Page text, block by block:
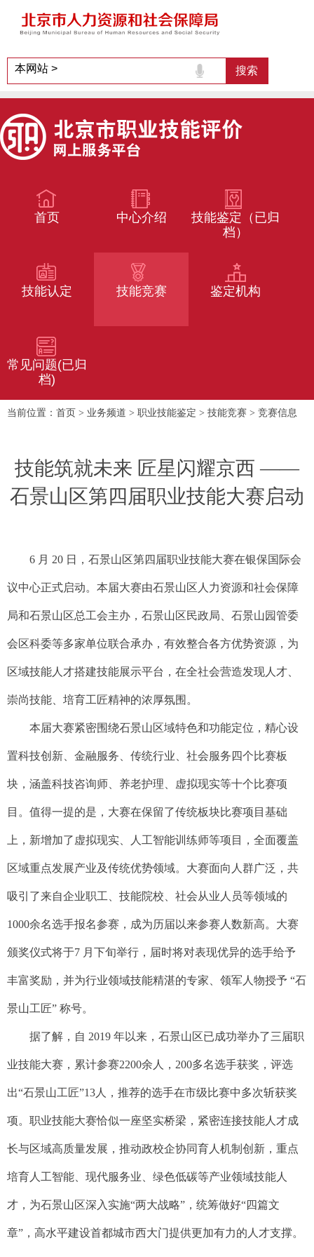
首页 中心介绍
技能鉴定（已归
档）
技能认定 技能竞赛 鉴定机构
常见问题(已归
档)
当前位置： 首页 > 业务频道 > 职业技能鉴定 > 技能竞赛 > 竞赛信息
技能筑就未来 匠星闪耀京西 ——
石景山区第四届职业技能大赛启动
6 月 20 日，石景山区第四届职业技能大赛在银保国际会
议中心正式启动。本届大赛由石景山区人力资源和社会保障
局和石景山区总工会主办，石景山区民政局、石景山园管委
会区科委等多家单位联合承办，有效整合各方优势资源，为
区域技能人才搭建技能展示平台，在全社会营造发现人才、
崇尚技能、培育工匠精神的浓厚氛围。
本届大赛紧密围绕石景山区域特色和功能定位，精心设
置科技创新、金融服务、传统行业、社会服务四个比赛板
块，涵盖科技咨询师、养老护理、虚拟现实等十个比赛项
目。值得一提的是，大赛在保留了传统板块比赛项目基础
上，新增加了虚拟现实、人工智能训练师等项目，全面覆盖
区域重点发展产业及传统优势领域。大赛面向人群广泛，共
吸引了来自企业职工、技能院校、社会从业人员等领域的
1000余名选手报名参赛，成为历届以来参赛人数新高。大赛
颁奖仪式将于7 月下旬举行，届时将对表现优异的选手给予
丰富奖励，并为行业领域技能精湛的专家、领军人物授予 “石
景山工匠” 称号。
据了解，自 2019 年以来，石景山区已成功举办了三届职
业技能大赛，累计参赛2200余人，200多名选手获奖，评选
出“石景山工匠”13人，推荐的选手在市级比赛中多次斩获奖
项。职业技能大赛恰似一座坚实桥梁，紧密连接技能人才成
长与区域高质量发展，推动政校企协同育人机制创新，重点
培育人工智能、现代服务业、绿色低碳等产业领域技能人
才，为石景山区深入实施“两大战略”，统筹做好“四篇文
章”，高水平建设首都城市西大门提供更加有力的人才支撑。